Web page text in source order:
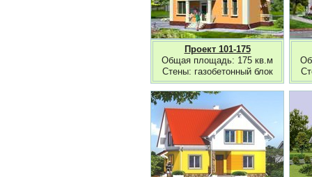
Проект 101-175
Общая площадь: 175 кв.м
Стены: газобетонный блок